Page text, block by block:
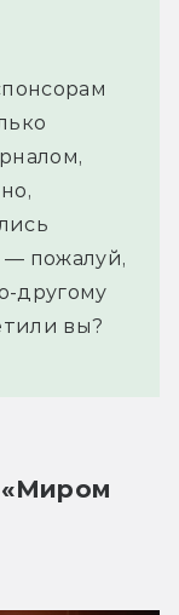
пожалуй,
другому
вы?
«Миром